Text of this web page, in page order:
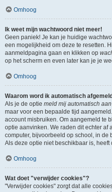
Omhoog
Ik weet mijn wachtwoord niet meer!
Geen paniek! Je kan je huidige
een mogelijkheid om deze te resetten.
aanmeldpagina gaan en klikken op
op het scherm en even later kan je je
Omhoog
Waarom word ik automatisch
Als je de optie meld mij automatisch
maar voor een bepaalde tijd
account misbruiken. Om aangemeld te
optie aanvinken. We raden dit echter af
computer, bijvoorbeeld op school, in de
Als deze optie niet beschikbaar is,
Omhoog
Wat doet "verwijder cookies"?
"Verwijder cookies" zorgt dat alle